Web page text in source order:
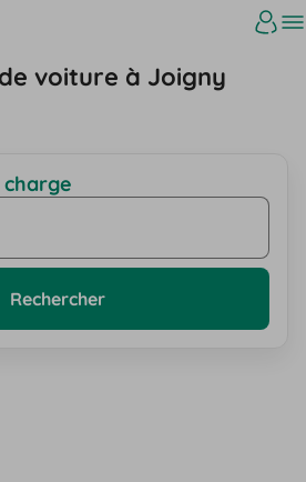
voiture à Joigny
Rechercher